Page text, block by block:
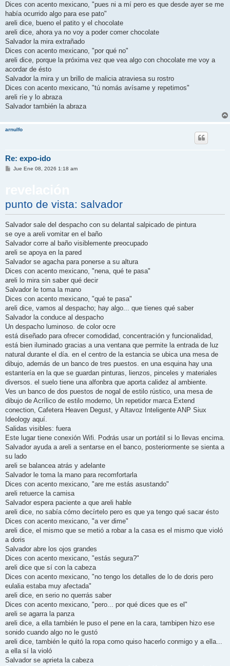
Dices con acento mexicano, "pues ni a mí pero es que desde ayer se me
había ocurrido algo para ese pato"
areli dice, bueno el patito y el chocolate
areli dice, ahora ya no voy a poder comer chocolate
Salvador la mira extrañado
Dices con acento mexicano, "por qué no"
areli dice, porque la próxima vez que vea algo con chocolate me voy a
acordar de ésto
Salvador la mira y un brillo de malicia atraviesa su rostro
Dices con acento mexicano, "tú nomás avísame y repetimos"
areli ríe y lo abraza
Salvador también la abraza
arnulfo
Re: expo-ido
M
Jue Ene 08, 2026 1:18 am
punto de vista: salvador
Salvador sale del despacho con su delantal salpicado de pintura
se oye a areli vomitar en el baño
Salvador corre al baño visiblemente preocupado
areli se apoya en la pared
Salvador se agacha para ponerse a su altura
Dices con acento mexicano, "nena, qué te pasa"
areli lo mira sin saber qué decir
Salvador le toma la mano
Dices con acento mexicano, "qué te pasa"
areli dice, vamos al despacho; hay algo... que tienes qué saber
Salvador la conduce al despacho
Un despacho luminoso. de color ocre
está diseñado para ofrecer comodidad, concentración y funcionalidad,
está bien iluminado gracias a una ventana que permite la entrada de luz
natural durante el día. en el centro de la estancia se ubica una mesa de
dibujo, además de un banco de tres puestos. en una esquina hay una
estantería en la que se guardan pinturas, lienzos, pinceles y materiales
diversos. el suelo tiene una alfonbra que aporta calidez al ambiente.
Ves un banco de dos puestos de nogal de estilo rústico, una mesa de
dibujo de Acrílico de estilo moderno, Un repetidor marca Extend
conection, Cafetera Heaven Degust, y Altavoz Inteligente ANP Siux
Ideology aquí.
Salidas visibles: fuera
Este lugar tiene conexión Wifi. Podrás usar un portátil si lo llevas encima.
Salvador ayuda a areli a sentarse en el banco, posteriormente se sienta a
su lado
areli se balancea atrás y adelante
Salvador le toma la mano para recomfortarla
Dices con acento mexicano, "are me estás asustando"
areli retuerce la camisa
Salvador espera paciente a que areli hable
areli dice, no sabía cómo decírtelo pero es que ya tengo qué sacar ésto
Dices con acento mexicano, "a ver dime"
areli dice, el mismo que se metió a robar a la casa es el mismo que violó
a doris
Salvador abre los ojos grandes
Dices con acento mexicano, "estás segura?"
areli dice que sí con la cabeza
Dices con acento mexicano, "no tengo los detalles de lo de doris pero
eulalia estaba muy afectada"
areli dice, en serio no querrás saber
Dices con acento mexicano, "pero... por qué dices que es el"
areli se agarra la panza
areli dice, a ella también le puso el pene en la cara, tambipen hizo ese
sonido cuando algo no le gustó
areli dice, también le quitó la ropa como quiso hacerlo conmigo y a ella...
a ella sí la violó
Salvador se aprieta la cabeza